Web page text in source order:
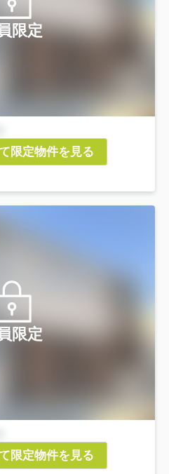
限定
限定物件を見る
限定
限定物件を見る